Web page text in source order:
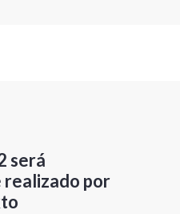
será
por